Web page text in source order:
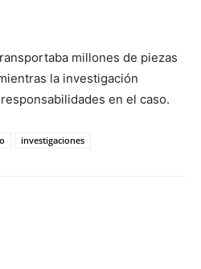
millones de piezas
la investigación
en el caso.
investigaciones